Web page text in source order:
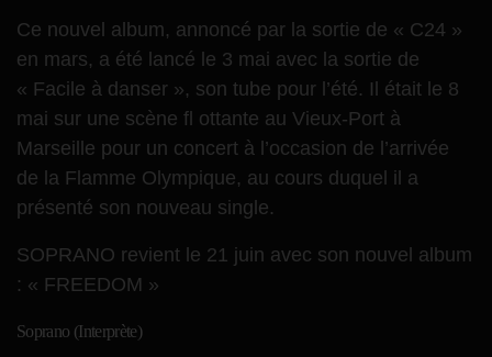
Ce nouvel album, annoncé par la sortie de « C24 »
en mars, a été lancé le 3 mai avec la sortie de
« Facile à danser », son tube pour l’été. Il était le 8
mai sur une scène fl ottante au Vieux-Port à
Marseille pour un concert à l’occasion de l’arrivée
de la Flamme Olympique, au cours duquel il a
présenté son nouveau single.
SOPRANO revient le 21 juin avec son nouvel album
: « FREEDOM »
Soprano (Interprète)